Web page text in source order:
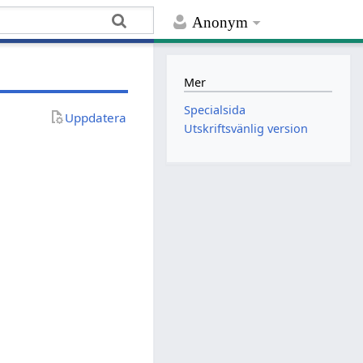
Anonym
Uppdatera
Mer
Specialsida
Utskriftsvänlig version